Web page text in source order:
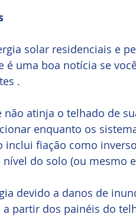
solar residenciais e
é uma boa notícia se
.
atinja o telhado de
enquanto os
fiação como
do solo (ou mesmo
devido a danos de
partir dos painéis do